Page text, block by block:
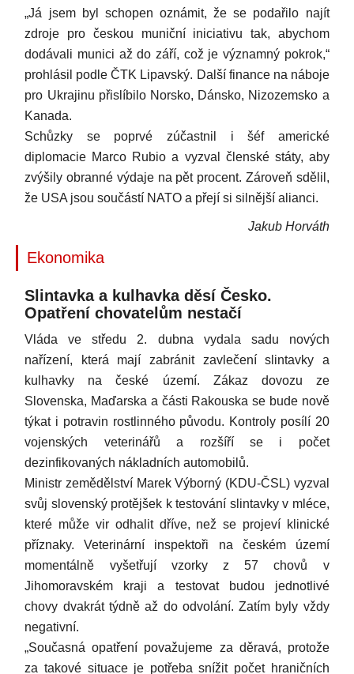
„Já jsem byl schopen oznámit, že se podařilo najít
zdroje pro českou muniční iniciativu tak, abychom
dodávali munici až do září, což je významný pokrok,“
prohlásil podle ČTK Lipavský. Další finance na náboje
pro Ukrajinu přislíbilo Norsko, Dánsko, Nizozemsko a
Kanada.
Schůzky se poprvé zúčastnil i šéf americké
diplomacie Marco Rubio a vyzval členské státy, aby
zvýšily obranné výdaje na pět procent. Zároveň sdělil,
že USA jsou součástí NATO a přejí si silnější alianci.
Jakub Horváth
Ekonomika
Slintavka a kulhavka děsí Česko.
Opatření chovatelům nestačí
Vláda ve středu 2. dubna vydala sadu nových
nařízení, která mají zabránit zavlečení slintavky a
kulhavky na české území. Zákaz dovozu ze
Slovenska, Maďarska a části Rakouska se bude nově
týkat i potravin rostlinného původu. Kontroly posílí 20
vojenských veterinářů a rozšíří se i počet
dezinfikovaných nákladních automobilů.
Ministr zemědělství Marek Výborný (KDU-ČSL) vyzval
svůj slovenský protějšek k testování slintavky v mléce,
které může vir odhalit dříve, než se projeví klinické
příznaky. Veterinární inspektoři na českém území
momentálně vyšetřují vzorky z 57 chovů v
Jihomoravském kraji a testovat budou jednotlivé
chovy dvakrát týdně až do odvolání. Zatím byly vždy
negativní.
„Současná opatření považujeme za děravá, protože
za takové situace je potřeba snížit počet hraničních